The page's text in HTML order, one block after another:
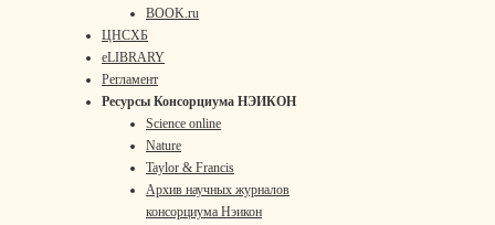
BOOK.ru
ЦНСХБ
eLIBRARY
Регламент
Ресурсы Консорциума НЭИКОН
Science online
Nature
Taylor & Francis
Архив научных журналов
консорциума Нэикон